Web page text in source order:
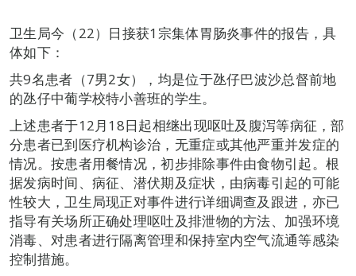
卫生局今（22）日接获1宗集体胃肠炎事件的报告，具
体如下：
共9名患者（7男2女），均是位于氹仔巴波沙总督前地
的氹仔中葡学校特小善班的学生。
上述患者于12月18日起相继出现呕吐及腹泻等病征，部
分患者已到医疗机构诊治，无重症或其他严重并发症的
情况。按患者用餐情况，初步排除事件由食物引起。根
据发病时间、病征、潜伏期及症状，由病毒引起的可能
性较大，卫生局现正对事件进行详细调查及跟进，亦已
指导有关场所正确处理呕吐及排泄物的方法、加强环境
消毒、对患者进行隔离管理和保持室内空气流通等感染
控制措施。